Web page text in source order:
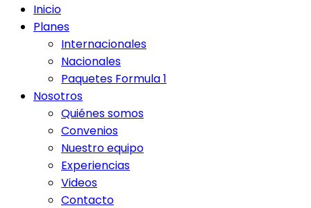
Inicio
Planes
Internacionales
Nacionales
Paquetes Formula 1
Nosotros
Quiénes somos
Convenios
Nuestro equipo
Experiencias
Videos
Contacto